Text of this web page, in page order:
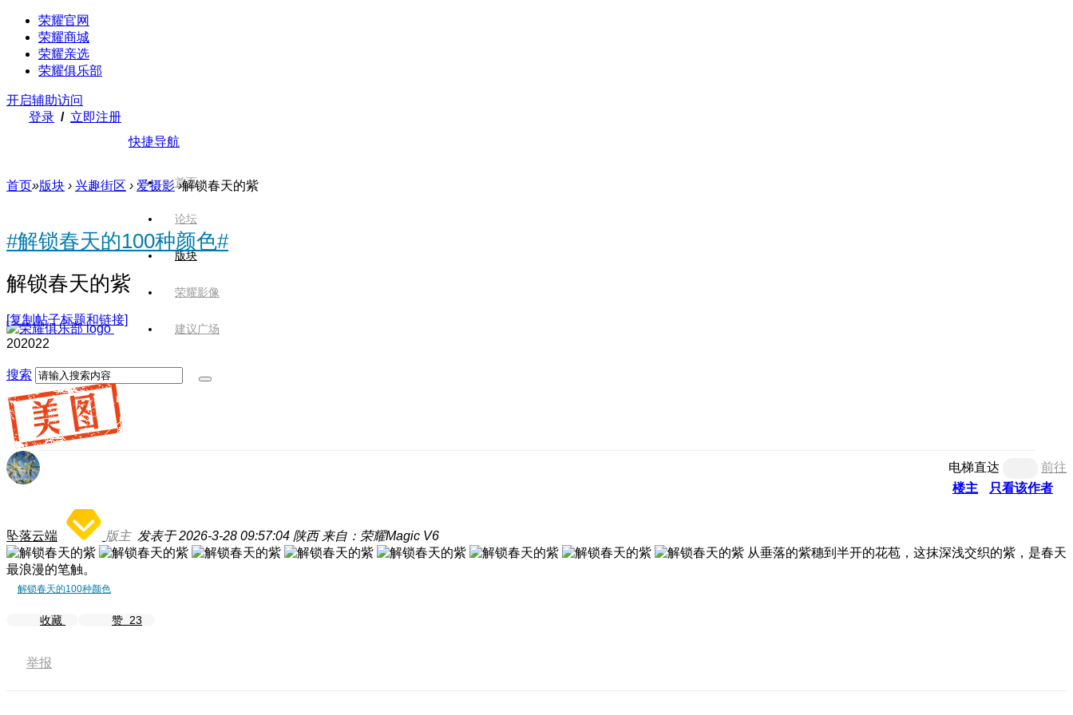
荣耀官网
荣耀商城
荣耀亲选
荣耀俱乐部
开启辅助访问
登录 / 立即注册
快捷导航
首页
论坛
版块
荣耀影像
建议广场
搜索
首页»版块 › 兴趣街区 › 爱摄影 ›解锁春天的紫
#解锁春天的100种颜色#
解锁春天的紫
[复制帖子标题和链接]
202022
电梯直达
前往
楼主
只看该作者
坠落云端 版主 发表于 2026-3-28 09:57:04 陕西 来自：荣耀Magic V6
从垂落的紫穗到半开的花苞，这抹深浅交织的紫，是春天
最浪漫的笔触。
解锁春天的100种颜色
收藏 赞 23
举报